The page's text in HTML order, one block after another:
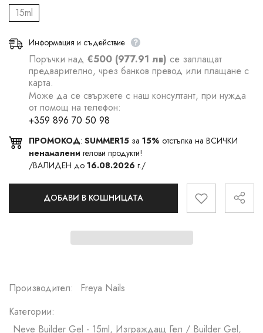
15ml
Информация и съдействие
Поръчки над €500 (977.91 лв) се заплащат
предварително, чрез банков превод или плащане с
карта.
Може да се свържете с наш консултант, при нужда
от помощ на телефон:
+359 896 70 50 98
ПРОМОКОД: SUMMER15 за 15% отстъпка на ВСИЧКИ
ненамалени гелови продукти!
/ВАЛИДЕН до 16.08.2026 г./
ДОБАВИ В КОШНИЦАТА
Производител:
Freya Nails
Категории:
Neve Builder Gel - 15ml, Изграждащ Гел / Builder Gel,